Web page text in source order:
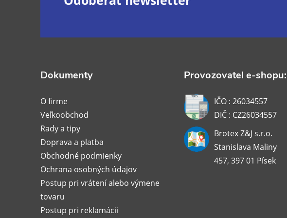
Dokumenty
O firme
Veľkoobchod
Rady a tipy
Doprava a platba
Obchodné podmienky
Ochrana osobných údajov
Postup pri vrátení alebo výmene
tovaru
Postup pri reklamácii
Provozovatel e-shopu:
IČO : 26034557
DIČ : CZ26034557
Brotex Z&J s.r.o.
Stanislava Maliny
457, 397 01 Písek